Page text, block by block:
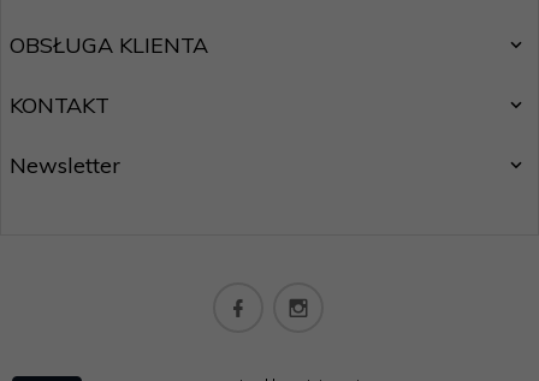
OBSŁUGA KLIENTA
KONTAKT
Newsletter